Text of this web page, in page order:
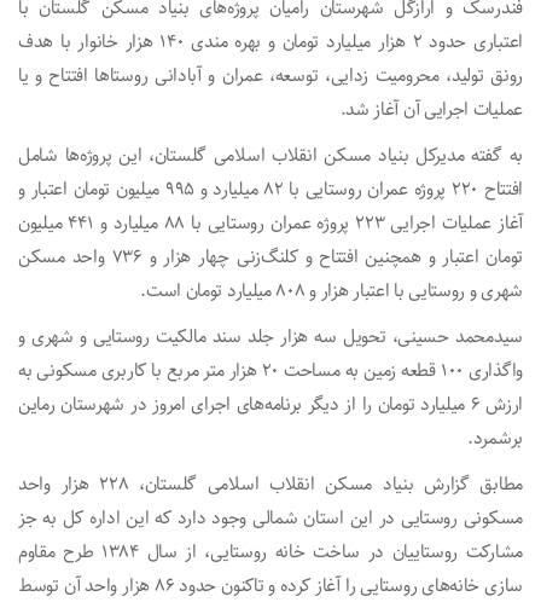
فندرسک و ارازگل شهرستان رامیان پروژه‌های بنیاد مسکن گلستان با
اعتباری حدود ۲ هزار میلیارد تومان و بهره مندی ۱۴۰ هزار خانوار با هدف
رونق تولید، محرومیت زدایی، توسعه، عمران و آبادانی روستاها افتتاح و یا
عملیات اجرایی آن آغاز شد.
به گفته مدیرکل بنیاد مسکن انقلاب اسلامی گلستان، این پروژه‌ها شامل
افتتاح ۲۲۰ پروژه عمران روستایی با ۸۲ میلیارد و ۹۹۵ میلیون تومان اعتبار و
آغاز عملیات اجرایی ۲۲۳ پروژه عمران روستایی با ۸۸ میلیارد و ۴۴۱ میلیون
تومان اعتبار و همچنین افتتاح و کلنگ‌زنی چهار هزار و ۷۳۶ واحد مسکن
شهری و روستایی با اعتبار هزار و ۸۰۸ میلیارد تومان است.
سیدمحمد حسینی، تحویل سه هزار جلد سند مالکیت روستایی و شهری و
واگذاری ۱۰۰ قطعه زمین به مساحت ۲۰ هزار متر مربع با کاربری مسکونی به
ارزش ۶ میلیارد تومان را از دیگر برنامه‌های اجرای امروز در شهرستان رماین
برشمرد.
مطابق گزارش بنیاد مسکن انقلاب اسلامی گلستان، ۲۲۸ هزار واحد
مسکونی روستایی در این استان شمالی وجود دارد که این اداره کل به جز
مشارکت روستاییان در ساخت خانه روستایی، از سال ۱۳۸۴ طرح مقاوم
سازی خانه‌های روستایی را آغاز کرده و تاکنون حدود ۸۶ هزار واحد آن توسط